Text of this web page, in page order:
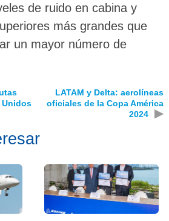
de ruido en cabina y
más grandes que
un mayor número de
Unidos
LATAM y Delta: aerolíneas
oficiales de la Copa América
2024
▶